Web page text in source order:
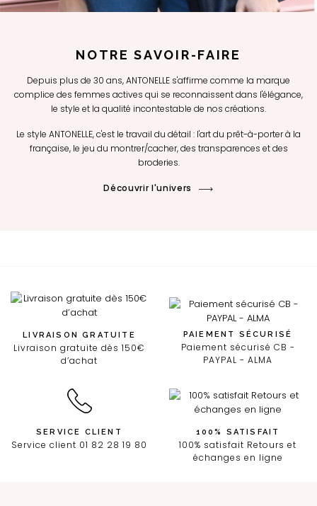
NOTRE SAVOIR-FAIRE
Depuis plus de 30 ans, ANTONELLE s'affirme comme la marque
complice des femmes actives qui se reconnaissent dans l'élégance,
le style et la qualité incontestable de nos créations.
Le style ANTONELLE, c'est le travail du détail : l'art du prêt-à-porter à la
française, le jeu du montrer/cacher, des transparences et des
broderies.
Découvrir l'univers
LIVRAISON GRATUITE
Livraison gratuite dès 150€
d’achat
PAIEMENT SÉCURISÉ
Paiement sécurisé CB -
PAYPAL - ALMA
SERVICE CLIENT
Service client 01 82 28 19 80
100% SATISFAIT
100% satisfait Retours et
échanges en ligne